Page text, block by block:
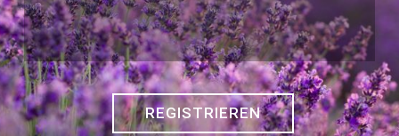
REGISTRIEREN